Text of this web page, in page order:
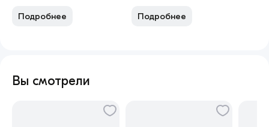
Подробнее Подробнее
Вы смотрели